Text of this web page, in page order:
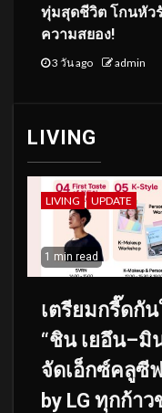
ทุ่มสุดชีวิต โกนหัว
ความสยอง!
3 วัน ago admin
LIVING
LIVING UPDATE
1 min read
เตรียมกรี๊ดกั
“ชิน เยอึน–มิ
จัดเอ็กซ์คลูซีฟ
by LG ทุกก้า